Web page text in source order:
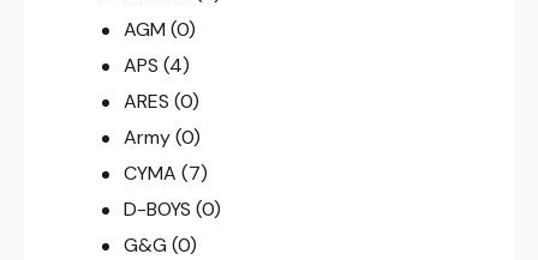
AGM (0)
APS (4)
ARES (0)
Army (0)
CYMA (7)
D-BOYS (0)
G&G (0)